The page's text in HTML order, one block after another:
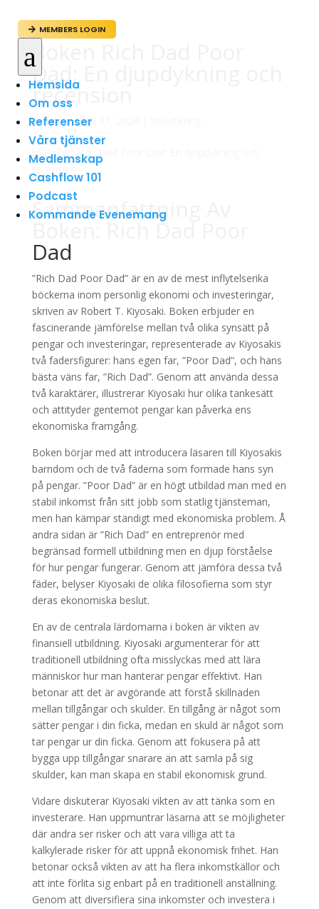
 MEMBERS LOGIN
a
Hemsida
Om oss
Referenser
Våra tjänster
Medlemskap
Cashflow 101
Podcast
Kommande Evenemang
Boken Rich Dad Poor
Dad: En djupdykning och
recension
avadmin|jul 31, 2024
Sammanfattning Av
Boken: Rich Dad Poor
Dad
”Rich Dad Poor Dad” är en av de mest inflytelserika
böckerna inom personlig ekonomi och investeringar,
skriven av Robert T. Kiyosaki. Boken erbjuder en
fascinerande jämförelse mellan två olika synsätt på
pengar och investeringar, representerade av Kiyosakis
två fadersfigurer: hans egen far, ”Poor Dad”, och hans
bästa väns far, ”Rich Dad”. Genom att använda dessa
två karaktärer, illustrerar Kiyosaki hur olika tankesätt
och attityder gentemot pengar kan påverka ens
ekonomiska framgång.
Boken börjar med att introducera läsaren till Kiyosakis
barndom och de två fäderna som formade hans syn
på pengar. ”Poor Dad” är en högt utbildad man med en
stabil inkomst från sitt jobb som statlig tjänsteman,
men han kämpar ständigt med ekonomiska problem. Å
andra sidan är ”Rich Dad” en entreprenör med
begränsad formell utbildning men en djup förståelse
för hur pengar fungerar. Genom att jämföra dessa två
fäder, belyser Kiyosaki de olika filosofierna som styr
deras ekonomiska beslut.
En av de centrala lärdomarna i boken är vikten av
finansiell utbildning. Kiyosaki argumenterar för att
traditionell utbildning ofta misslyckas med att lära
människor hur man hanterar pengar effektivt. Han
betonar att det är avgörande att förstå skillnaden
mellan tillgångar och skulder. En tillgång är något som
sätter pengar i din ficka, medan en skuld är något som
tar pengar ur din ficka. Genom att fokusera på att
bygga upp tillgångar snarare än att samla på sig
skulder, kan man skapa en stabil ekonomisk grund.
Vidare diskuterar Kiyosaki vikten av att tänka som en
investerare. Han uppmuntrar läsarna att se möjligheter
där andra ser risker och att vara villiga att ta
kalkylerade risker för att uppnå ekonomisk frihet. Han
betonar också vikten av att ha flera inkomstkällor och
att inte förlita sig enbart på en traditionell anställning.
Genom att diversifiera sina inkomster och investera i